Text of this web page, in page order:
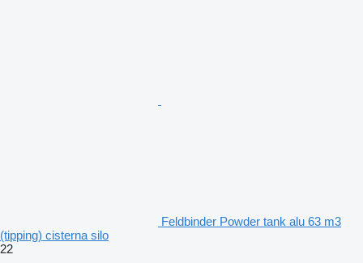
Feldbinder Powder tank alu 63 m3
(tipping) cisterna silo
22